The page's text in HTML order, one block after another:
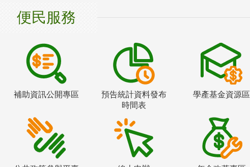
便民服務
補助資訊公開專區
預告統計資料發布
時間表
學產基金資源區